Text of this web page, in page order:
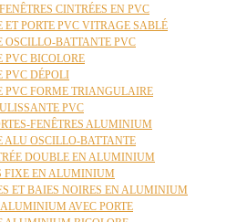
CINTRÉES EN PVC
ET PORTE PVC VITRAGE SABLÉ
OSCILLO-BATTANTE PVC
PVC BICOLORE
PVC DÉPOLI
PVC FORME TRIANGULAIRE
PVC
FENÊTRES ALUMINIUM
ALU OSCILLO-BATTANTE
DOUBLE EN ALUMINIUM
FIXE EN ALUMINIUM
ET BAIES NOIRES EN ALUMINIUM
AVEC PORTE